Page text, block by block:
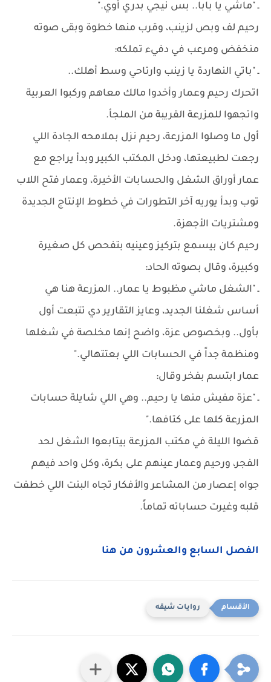
ـ "ماشي يا بابا.. بس نيجي بدري أوي."
رحيم لف وبص لزينب، وقرب منها خطوة وبقى صوته
منخفض ومرعب في دفيء تملكه:
ـ "باتي النهاردة يا زينب وارتاحي وسط أهلك..
اتحرك رحيم وعمار وأخدوا مالك معاهم وركبوا العربية
واتجهوا للمزرعة القريبة من الملجأ.
أول ما وصلوا المزرعة، رحيم نزل بملامحه الجادة اللي
رجعت لطبيعتها، ودخل المكتب الكبير وبدأ يراجع مع
عمار أوراق الشغل والحسابات الأخيرة، وعمار فتح اللاب
توب وبدأ يوريه آخر التطورات في خطوط الإنتاج الجديدة
ومشتريات الأجهزة.
رحيم كان بيسمع بتركيز وعينيه بتفحص كل صغيرة
وكبيرة، وقال بصوته الحاد:
ـ "الشغل ماشي مظبوط يا عمار.. المزرعة هنا هي
أساس شغلنا الجديد، وعايز التقارير دي تتبعت أول
بأول.. وبخصوص عزة، واضح إنها مخلصة في شغلها
ومنظمة جداً في الحسابات اللي بعتتهالي."
عمار ابتسم بفخر وقال:
ـ "عزة مفيش منها يا رحيم.. وهي اللي شايلة حسابات
المزرعة كلها على كتافها."
قضوا الليلة في مكتب المزرعة بيتابعوا الشغل لحد
الفجر، ورحيم وعمار عينهم على بكرة، وكل واحد فيهم
جواه إعصار من المشاعر والأفكار تجاه البنت اللي خطفت
قلبه وغيرت حساباته تماماً.
الفصل السابع والعشرون من هنا
روايات شيقه